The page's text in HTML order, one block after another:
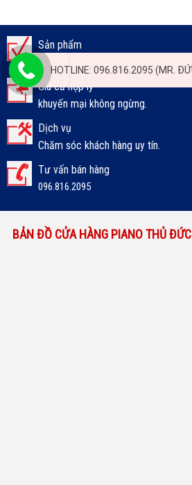
Sản phẩm
Đa dạng, chất lượng, phù hợp mọi
Giá cả hợp lý
khuyến mại không ngừng.
Dịch vụ
Chăm sóc khách hàng uy tín.
Tư vấn bán hàng
096.816.2095
BẢN ĐỒ CỬA HÀNG PIANO THỦ ĐỨC
HOTLINE: 096.816.2095 (MR.